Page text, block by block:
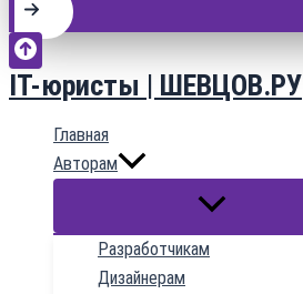
Перейти
содержимому
IT-юристы | ШЕВЦОВ.РУ
Главная
Авторам
Разработчикам
Дизайнерам